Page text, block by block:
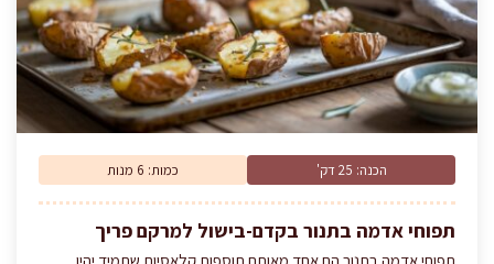
הכנה: 25 דק' כמות: 6 מנות
תפוחי אדמה בתנור בקדם-בישול למרקם פריך